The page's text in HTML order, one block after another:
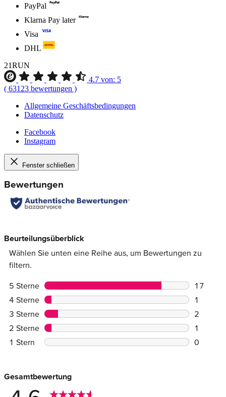
PayPal
Klarna Pay later
Visa
DHL
21RUN
4.7 von: 5
( 63123 bewertungen )
Allgemeine Geschäftsbedingungen
Datenschutz
Facebook
Instagram
Fenster schließen